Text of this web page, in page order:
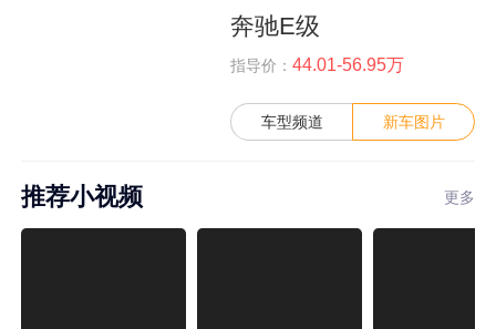
奔驰E级
指导价： 44.01-56.95万
车型频道 新车图片
推荐小视频 更多